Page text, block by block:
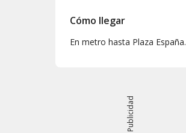
Cómo llegar
En metro hasta Plaza España.
Publicidad